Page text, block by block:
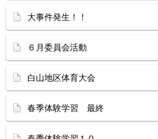
大事件発生！！
６月委員会活動
白山地区体育大会
春季体験学習 最終